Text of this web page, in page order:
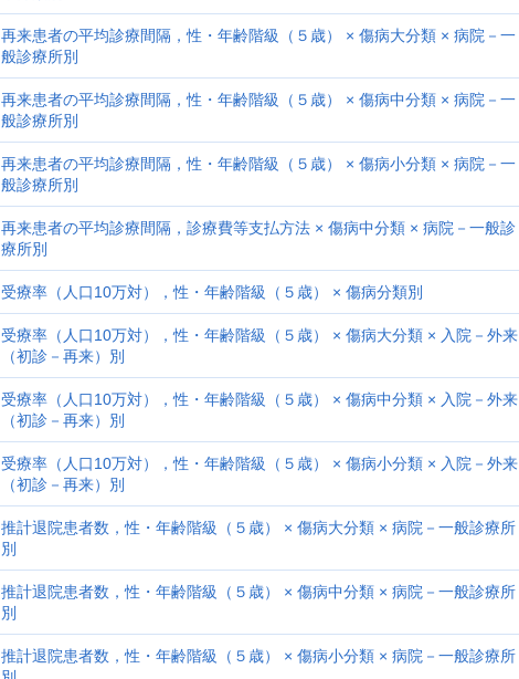
再来患者の平均診療間隔，性・年齢階級（５歳） × 傷病大分類 × 病院－一
般診療所別
再来患者の平均診療間隔，性・年齢階級（５歳） × 傷病中分類 × 病院－一
般診療所別
再来患者の平均診療間隔，性・年齢階級（５歳） × 傷病小分類 × 病院－一
般診療所別
再来患者の平均診療間隔，診療費等支払方法 × 傷病中分類 × 病院－一般診
療所別
受療率（人口10万対），性・年齢階級（５歳） × 傷病分類別
受療率（人口10万対），性・年齢階級（５歳） × 傷病大分類 × 入院－外来
（初診－再来）別
受療率（人口10万対），性・年齢階級（５歳） × 傷病中分類 × 入院－外来
（初診－再来）別
受療率（人口10万対），性・年齢階級（５歳） × 傷病小分類 × 入院－外来
（初診－再来）別
推計退院患者数，性・年齢階級（５歳） × 傷病大分類 × 病院－一般診療所
別
推計退院患者数，性・年齢階級（５歳） × 傷病中分類 × 病院－一般診療所
別
推計退院患者数，性・年齢階級（５歳） × 傷病小分類 × 病院－一般診療所